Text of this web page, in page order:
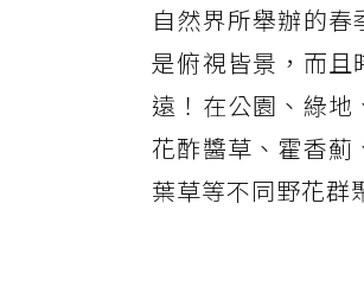
自然界所舉辦的
是俯視皆景，而且
遠！在公園、綠
花酢醬草、霍香
葉草等不同野花群